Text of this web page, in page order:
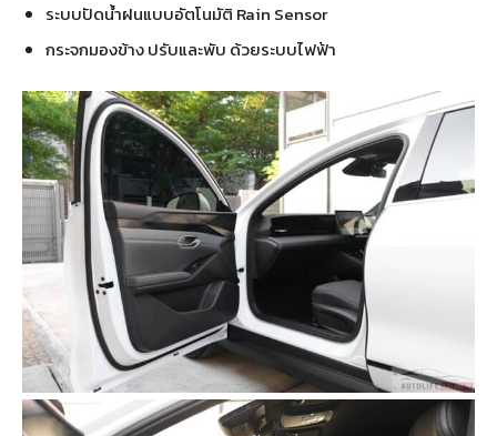
ระบบปัดน้ำฝนแบบอัตโนมัติ Rain Sensor
กระจกมองข้าง ปรับและพับ ด้วยระบบไฟฟ้า